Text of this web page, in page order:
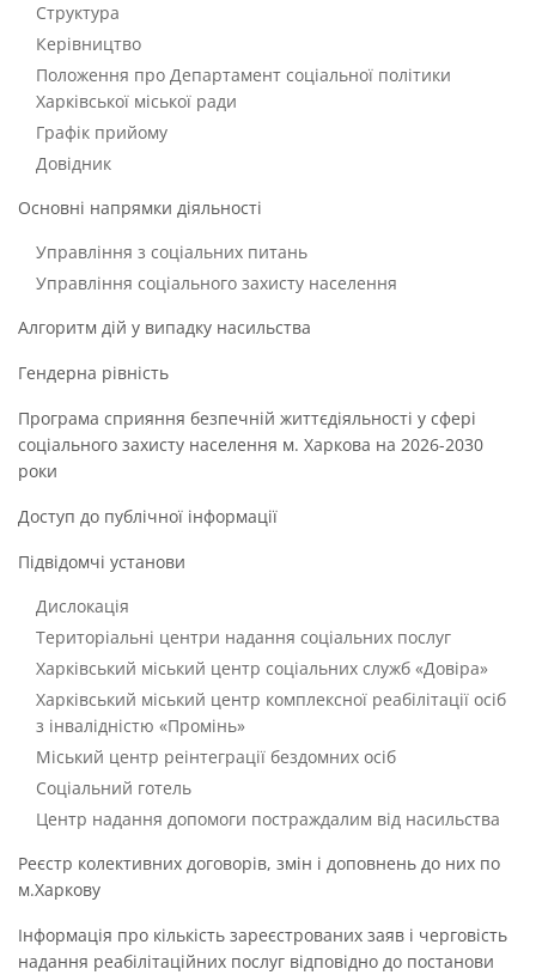
Структура
Керівництво
Положення про Департамент соціальної політики
Харківської міської ради
Графік прийому
Довідник
Основні напрямки діяльності
Управління з соціальних питань
Управління соціального захисту населення
Алгоритм дій у випадку насильства
Гендерна рівність
Програма сприяння безпечній життєдіяльності у сфері
соціального захисту населення м. Харкова на 2026-2030
роки
Доступ до публічної інформації
Підвідомчі установи
Дислокація
Територіальні центри надання соціальних послуг
Харківський міський центр соціальних служб «Довіра»
Харківський міський центр комплексної реабілітації осіб
з інвалідністю «Промінь»
Міський центр реінтеграції бездомних осіб
Соціальний готель
Центр надання допомоги постраждалим від насильства
Реєстр колективних договорів, змін і доповнень до них по
м.Харкову
Інформація про кількість зареєстрованих заяв і черговість
надання реабілітаційних послуг відповідно до постанови